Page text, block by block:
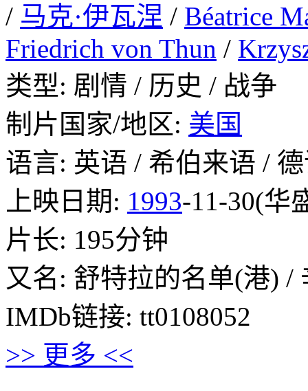
/ 马克·伊瓦涅 / Béatrice
Friedrich von Thun /
类型: 剧情 / 历史 / 战争
制片国家/地区: 美国
语言: 英语 / 希伯来语 /
上映日期: 1993-11-30(华
片长: 195分钟
又名: 舒特拉的名单(港) /
IMDb链接: tt0108052
>> 更多 <<